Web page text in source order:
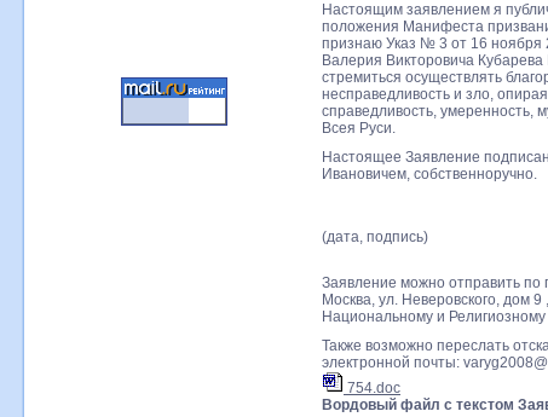
Настоящим заявлением я
положения Манифеста
признаю Указ № 3 от 16 ноября
Валерия Викторовича
стремиться осуществлять
несправедливость и зло,
справедливость, умеренность,
Всея Руси.
Настоящее Заявление
Ивановичем, собственноручно.
(дата, подпись)
Заявление можно отправить по
Москва, ул. Неверовского, дом
Национальному и
Также возможно переслать
электронной почты:
754.doc
Вордовый файл с текстом